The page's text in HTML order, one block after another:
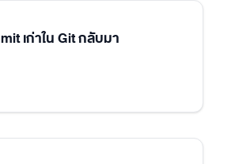
เก่าใน Git กลับมา